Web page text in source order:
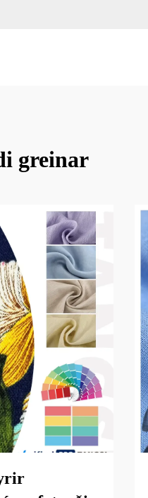
greinar